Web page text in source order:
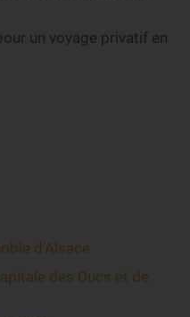
un voyage privatif en
d'Alsace
des Ducs et de